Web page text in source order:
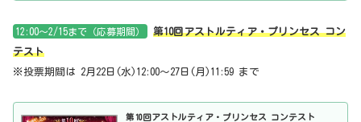
12:00～2/15まで（応募期間）
第10回アストルティア・プリンセス コン
テスト
※投票期間は 2月22日(水)12:00～27日(月)11:59 まで
第10回アストルティア・プリンセス コンテスト